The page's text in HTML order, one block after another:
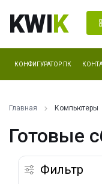
KWIK
КОНФИГУРАТОР ПК
Главная Компьютеры
Готовые
Фильтр